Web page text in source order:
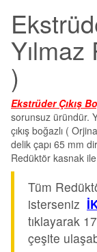
)
Ekstrüder Çıkış
sorunsuz üründür.
çıkış boğazlı (
delik çapı 65 mm
Redüktör kasnak
Tüm
isterseniz
tıklayarak
çeşite